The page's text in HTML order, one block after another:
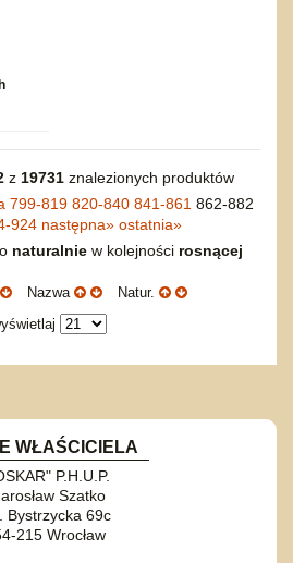
z 19731znalezionych produktów
799-819 820-840 841-861 862-882
924 następna» ostatnia»
naturalniew kolejności rosnącej
Nazwa
Natur.
WŁAŚCICIELA
P.H.U.P.
Szatko
Bystrzycka 69c
215 Wrocław